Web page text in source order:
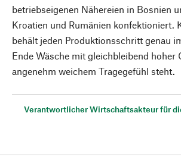
betriebseigenen Nähereien in Bosnien
Kroatien und Rumänien konfektioniert.
behält jeden Produktionsschritt genau
Ende Wäsche mit gleichbleibend hoher
angenehm weichem Tragegefühl steht.
Verantwortlicher Wirtschaftsakteur für